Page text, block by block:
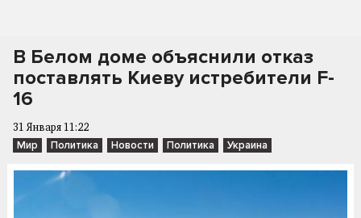
В Белом доме объяснили отказ
поставлять Киеву истребители F-
16
31 Января 11:22
Мир Политика Новости Политика Украина